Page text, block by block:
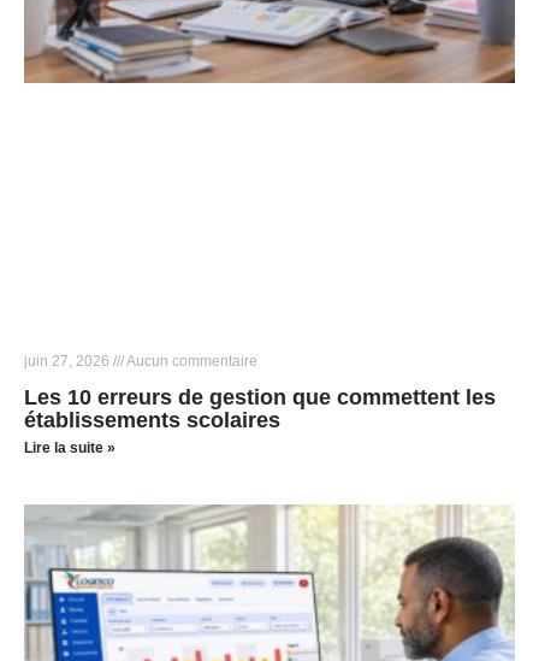
juin 27, 2026 Aucun commentaire
Les 10 erreurs de gestion que commettent les
établissements scolaires
Lire la suite »